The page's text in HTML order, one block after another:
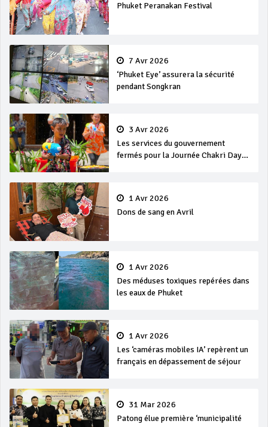
Phuket Peranakan Festival
7 Avr 2026
‘Phuket Eye’ assurera la sécurité
pendant Songkran
3 Avr 2026
Les services du gouvernement
fermés pour la Journée Chakri Day
1 Avr 2026
Dons de sang en Avril
1 Avr 2026
Des méduses toxiques repérées dans
les eaux de Phuket
1 Avr 2026
Les ‘caméras mobiles IA’ repèrent un
français en dépassement de séjour
31 Mar 2026
Patong élue première ‘municipalité